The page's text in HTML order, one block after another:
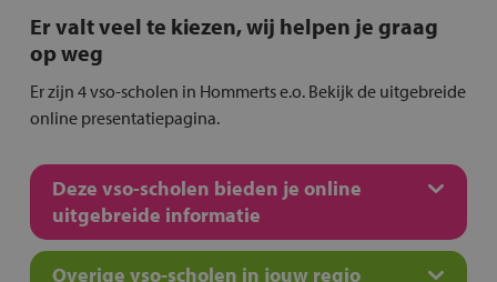
Er valt veel te kiezen, wij helpen je graag
op weg
Er zijn 4 vso-scholen in Hommerts e.o. Bekijk de uitgebreide
online presentatiepagina.
Deze vso-scholen bieden je online
uitgebreide informatie
Overige vso-scholen in jouw regio